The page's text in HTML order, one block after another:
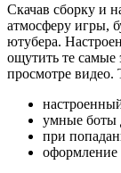
Скачав сборку и
атмосферу игры,
ютубера.
ощутить те
просмотре видео.
умные боты
при
оформление